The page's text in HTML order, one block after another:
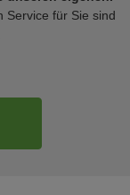
Service für Sie sind